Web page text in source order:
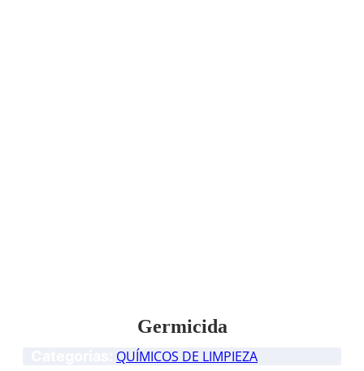
Germicida
QUÍMICOS DE LIMPIEZA